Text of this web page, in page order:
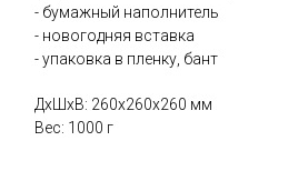
- бумажный наполнитель
- новогодняя вставка
- упаковка в пленку, бант
ДxШxВ: 260x260x260 мм
Вес: 1000 г